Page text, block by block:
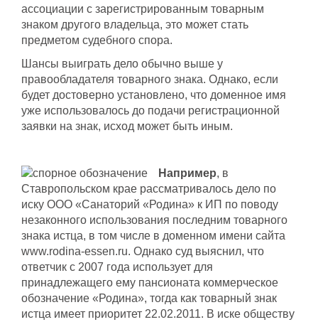
ассоциации с зарегистрированным товарным
знаком другого владельца, это может стать
предметом судебного спора.
Шансы выиграть дело обычно выше у
правообладателя товарного знака. Однако, если
будет достоверно установлено, что доменное имя
уже использовалось до подачи регистрационной
заявки на знак, исход может быть иным.
Например, в
Ставропольском крае рассматривалось дело по
иску ООО «Санаторий «Родина» к ИП по поводу
незаконного использования последним товарного
знака истца, в том числе в доменном имени сайта
www.rodina-essen.ru. Однако суд выяснил, что
ответчик с 2007 года использует для
принадлежащего ему пансионата коммерческое
обозначение «Родина», тогда как товарный знак
истца имеет приоритет 22.02.2011. В иске обществу